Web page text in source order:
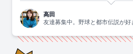
高田
友達募集中。野球と都市伝説が好